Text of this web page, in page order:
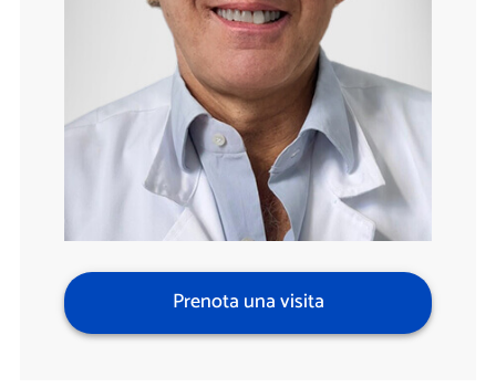
Prenota una visita